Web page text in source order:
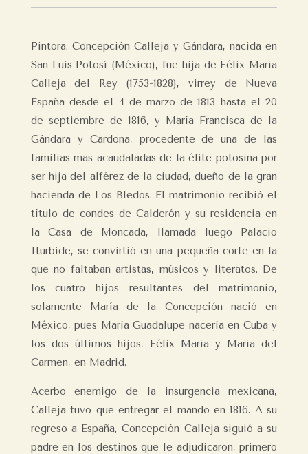
Pintora. Concepción Calleja y Gándara, nacida en
San Luis Potosí (México), fue hija de Félix María
Calleja del Rey (1753-1828), virrey de Nueva
España desde el 4 de marzo de 1813 hasta el 20
de septiembre de 1816, y María Francisca de la
Gándara y Cardona, procedente de una de las
familias más acaudaladas de la élite potosina por
ser hija del alférez de la ciudad, dueño de la gran
hacienda de Los Bledos. El matrimonio recibió el
título de condes de Calderón y su residencia en
la Casa de Moncada, llamada luego Palacio
Iturbide, se convirtió en una pequeña corte en la
que no faltaban artistas, músicos y literatos. De
los cuatro hijos resultantes del matrimonio,
solamente María de la Concepción nació en
México, pues María Guadalupe nacería en Cuba y
los dos últimos hijos, Félix María y María del
Carmen, en Madrid.
Acerbo enemigo de la insurgencia mexicana,
Calleja tuvo que entregar el mando en 1816. A su
regreso a España, Concepción Calleja siguió a su
padre en los destinos que le adjudicaron, primero